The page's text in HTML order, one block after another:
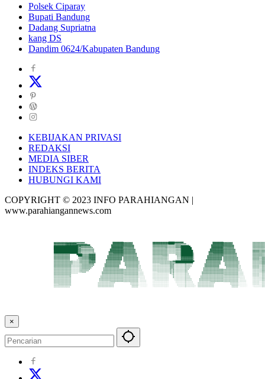
Polsek Ciparay
Bupati Bandung
Dadang Supriatna
kang DS
Dandim 0624/Kabupaten Bandung
KEBIJAKAN PRIVASI
REDAKSI
MEDIA SIBER
INDEKS BERITA
HUBUNGI KAMI
COPYRIGHT © 2023 INFO PARAHIANGAN |
www.parahiangannews.com
×